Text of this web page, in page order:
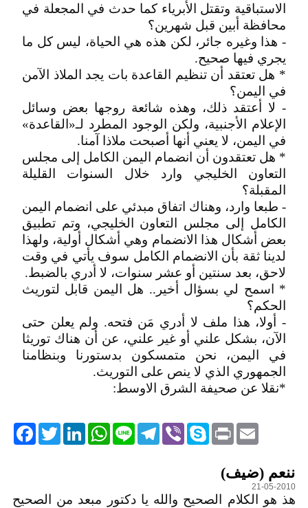
الاستباقية وتقتل الأبرياء كما حدث في المجعلة في
محافظة أبين قبل شهرين؟
- هذا وغيره جائر، لكن هذه هي الحياة، ليس كل ما
يجري فيها صحيح.
* هل تعتقد أن تنظيم القاعدة بات يجد الملاذ الآمن
في اليمن؟
- لا أعتقد ذلك، وهذه شائعة روجها بعض وسائل
الإعلام الأجنبية، ولكن الوجود المطرد لـ«القاعدة»
في اليمن، لا يعني أنها أصبحت ملاذا آمنا.
* هل تعتقدون أن انضمام اليمن الكامل إلى مجلس
التعاون الخليجي وارد خلال السنوات القليلة
المقبلة؟
- طبعا وارد، وهناك اتفاق مبدئي على انضمام اليمن
الكامل إلى مجلس التعاون الخليجي، وتم تطبيق
بعض أشكال هذا الانضمام وهي أشكال أولية، ولهذا
لدينا ثقة بأن الانضمام الكامل سوف يأتي في وقت
لاحق، بعد سنتين أو عشر سنوات، لا أدري بالضبط.
* اسمح لي بسؤال أخير.. هل اليمن قابل لتوريث
الحكم؟
- أولا، هذا ملف لا أدري مَن فتحه. ولم يعلن حتى
الآن، بشكل علني أو غير علني، عن أن هناك توريثا
في اليمن، نحن متمسكون بدستورنا وبنظامنا
الجمهوري الذي لا ينص على التوريث.
*نقلا عن صحيفة الشرق الاوسط:
TwitterLinkedIn
WhatsApp Line
Telegram ViberSkype PrintEmail
ننعم (ضيف)
21-05-2010
هذ هو الكلام الصحيح والله يا دكتور مبعد من الصحيح